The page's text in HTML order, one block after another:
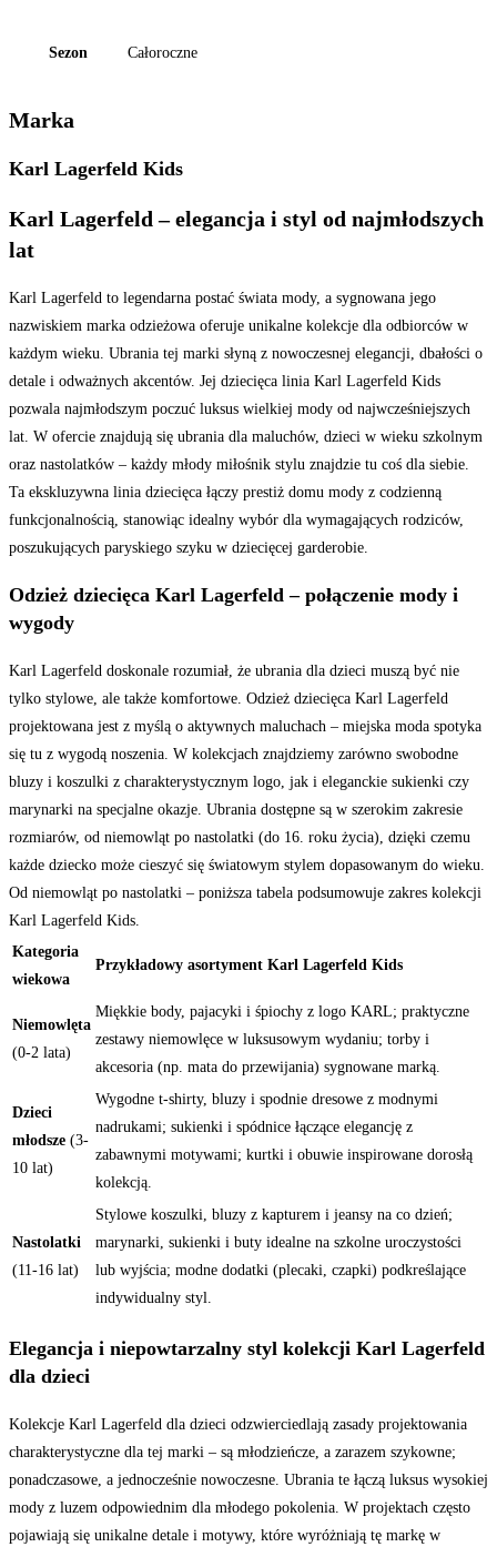
Sezon Całoroczne
Marka
Karl Lagerfeld Kids
Karl Lagerfeld – elegancja i styl od najmłodszych
lat
Karl Lagerfeld to legendarna postać świata mody, a sygnowana jego
nazwiskiem marka odzieżowa oferuje unikalne kolekcje dla odbiorców w
każdym wieku. Ubrania tej marki słyną z nowoczesnej elegancji, dbałości o
detale i odważnych akcentów. Jej dziecięca linia Karl Lagerfeld Kids
pozwala najmłodszym poczuć luksus wielkiej mody od najwcześniejszych
lat. W ofercie znajdują się ubrania dla maluchów, dzieci w wieku szkolnym
oraz nastolatków – każdy młody miłośnik stylu znajdzie tu coś dla siebie.
Ta ekskluzywna linia dziecięca łączy prestiż domu mody z codzienną
funkcjonalnością, stanowiąc idealny wybór dla wymagających rodziców,
poszukujących paryskiego szyku w dziecięcej garderobie.
Odzież dziecięca Karl Lagerfeld – połączenie mody i
wygody
Karl Lagerfeld doskonale rozumiał, że ubrania dla dzieci muszą być nie
tylko stylowe, ale także komfortowe. Odzież dziecięca Karl Lagerfeld
projektowana jest z myślą o aktywnych maluchach – miejska moda spotyka
się tu z wygodą noszenia. W kolekcjach znajdziemy zarówno swobodne
bluzy i koszulki z charakterystycznym logo, jak i eleganckie sukienki czy
marynarki na specjalne okazje. Ubrania dostępne są w szerokim zakresie
rozmiarów, od niemowląt po nastolatki (do 16. roku życia), dzięki czemu
każde dziecko może cieszyć się światowym stylem dopasowanym do wieku.
Od niemowląt po nastolatki – poniższa tabela podsumowuje zakres kolekcji
Karl Lagerfeld Kids.
Kategoria
wiekowa
Przykładowy asortyment Karl Lagerfeld Kids
Niemowlęta
(0-2 lata)
Miękkie body, pajacyki i śpiochy z logo KARL; praktyczne
zestawy niemowlęce w luksusowym wydaniu; torby i
akcesoria (np. mata do przewijania) sygnowane marką.
Dzieci
młodsze (3-
10 lat)
Wygodne t-shirty, bluzy i spodnie dresowe z modnymi
nadrukami; sukienki i spódnice łączące elegancję z
zabawnymi motywami; kurtki i obuwie inspirowane dorosłą
kolekcją.
Nastolatki
(11-16 lat)
Stylowe koszulki, bluzy z kapturem i jeansy na co dzień;
marynarki, sukienki i buty idealne na szkolne uroczystości
lub wyjścia; modne dodatki (plecaki, czapki) podkreślające
indywidualny styl.
Elegancja i niepowtarzalny styl kolekcji Karl Lagerfeld
dla dzieci
Kolekcje Karl Lagerfeld dla dzieci odzwierciedlają zasady projektowania
charakterystyczne dla tej marki – są młodzieńcze, a zarazem szykowne;
ponadczasowe, a jednocześnie nowoczesne. Ubrania te łączą luksus wysokiej
mody z luzem odpowiednim dla młodego pokolenia. W projektach często
pojawiają się unikalne detale i motywy, które wyróżniają tę markę w